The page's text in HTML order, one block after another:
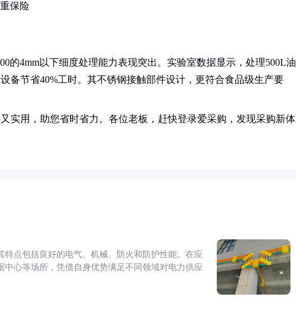
保险
的4mm以下细度处理能力表现突出。实验室数据显示，处理500L油
备节省40%工时。其不锈钢接触部件设计，更符合食品级生产要
实用，助您省时省力。各位老板，赶快登录爱采购，发现采购新体
点包括良好的电气、机械、防火和防护性能。在应
心等场所，凭借自身优势满足不同领域对电力供应